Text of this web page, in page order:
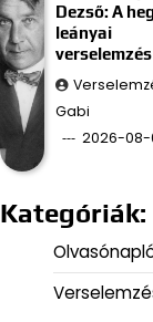
Dezső: A
leányai
verselemzés
Gabi
2026-08-
Kategóriák: